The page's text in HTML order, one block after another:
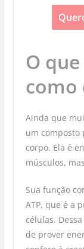
O
como
Ainda que
um composto
corpo. Ela é
músculos,
Sua função
ATP, que é a
células.
de prover